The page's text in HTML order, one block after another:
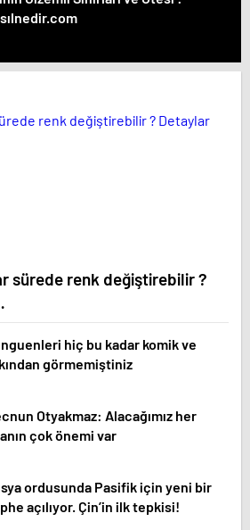
sürede renk değiştirebilir ?
hiç bu kadar komik ve
görmemiştiniz
Otyakmaz: Alacağımız her
çok önemi var
ordusunda Pasifik için yeni bir
açılıyor. Çin’in ilk tepkisi!